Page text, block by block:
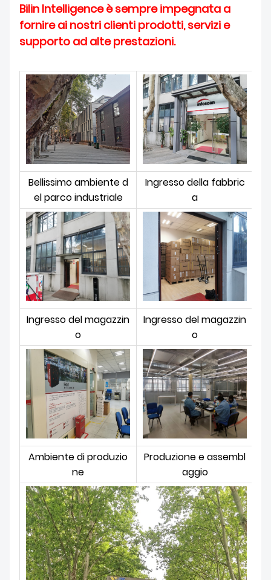
Bilin Intelligence è sempre impegnata a
fornire ai nostri clienti prodotti, servizi e
supporto ad alte prestazioni.
Bellissimo ambiente d
el parco industriale
Ingresso della fabbric
a
Ingresso del magazzin
o
Ingresso del magazzin
o
Ambiente di produzio
ne
Produzione e assembl
aggio